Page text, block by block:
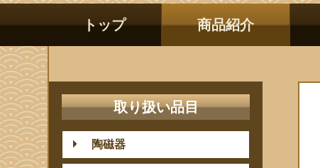
トップ 商品紹介
取り扱い品目
陶磁器